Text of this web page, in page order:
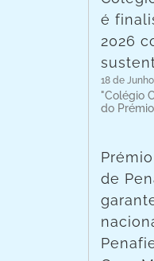
é
2026
18 de
"Colégio
do Prémio
de